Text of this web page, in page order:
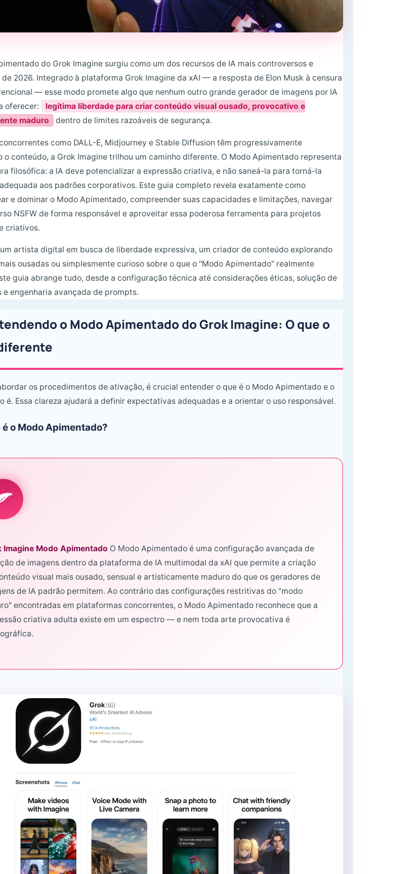
do Grok Imagine surgiu como um dos recursos de IA mais controversos e
2026. Integrado à plataforma Grok Imagine da xAI — a resposta de Elon Musk à censura
— esse modo promete algo que nenhum outro grande gerador de imagens por IA
oferecer:
legítima liberdade para criar conteúdo visual ousado, provocativo e
maduro
dentro de limites razoáveis ​​de segurança.
como DALL-E, Midjourney e Stable Diffusion têm progressivamente
o conteúdo, a Grok Imagine trilhou um caminho diferente. O Modo Apimentado representa
filosófica: a IA deve potencializar a expressão criativa, e não saneá-la para torná-la
aos padrões corporativos. Este guia completo revela exatamente como
e dominar o Modo Apimentado, compreender suas capacidades e limitações, navegar
NSFW de forma responsável e aproveitar essa poderosa ferramenta para projetos
criativos.
artista digital em busca de liberdade expressiva, um criador de conteúdo explorando
ousadas ou simplesmente curioso sobre o que o "Modo Apimentado" realmente
guia abrange tudo, desde a configuração técnica até considerações éticas, solução de
e engenharia avançada de prompts.
o Modo Apimentado do Grok Imagine: O que o
os procedimentos de ativação, é crucial entender o que é o Modo Apimentado e o
é. Essa clareza ajudará a definir expectativas adequadas e a orientar o uso responsável.
é o Modo Apimentado?
Imagine Modo Apimentado O Modo Apimentado é uma configuração avançada de
de imagens dentro da plataforma de IA multimodal da xAI que permite a criação
visual mais ousado, sensual e artisticamente maduro do que os geradores de
de IA padrão permitem. Ao contrário das configurações restritivas do "modo
encontradas em plataformas concorrentes, o Modo Apimentado reconhece que a
criativa adulta existe em um espectro — e nem toda arte provocativa é